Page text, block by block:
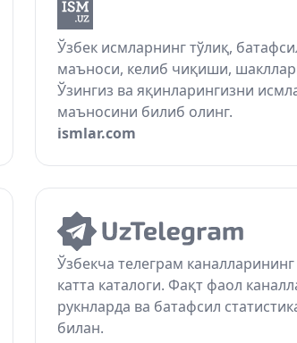
Ўзбек исмларнинг тўлиқ,
маъноси, келиб чиқиши,
Ўзингиз ва яқинларингизни
маъносини билиб олинг.
ismlar.com
Ўзбекча телеграм каналларининг
катта каталоги. Фақт фаол
рукнларда ва батафсил
билан.